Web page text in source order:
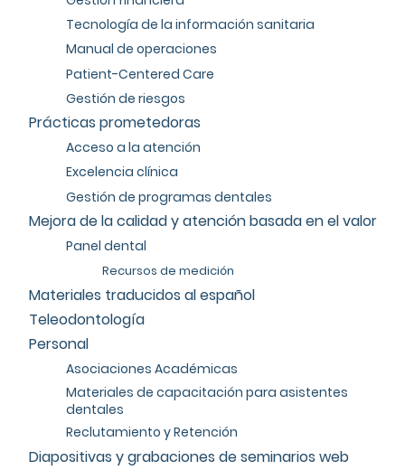
Tecnología de la información sanitaria
Manual de operaciones
Patient-Centered Care
Gestión de riesgos
Prácticas prometedoras
Acceso a la atención
Excelencia clínica
Gestión de programas dentales
Mejora de la calidad y atención basada en el valor
Panel dental
Recursos de medición
Materiales traducidos al español
Teleodontología
Personal
Asociaciones Académicas
Materiales de capacitación para asistentes
dentales
Reclutamiento y Retención
Diapositivas y grabaciones de seminarios web